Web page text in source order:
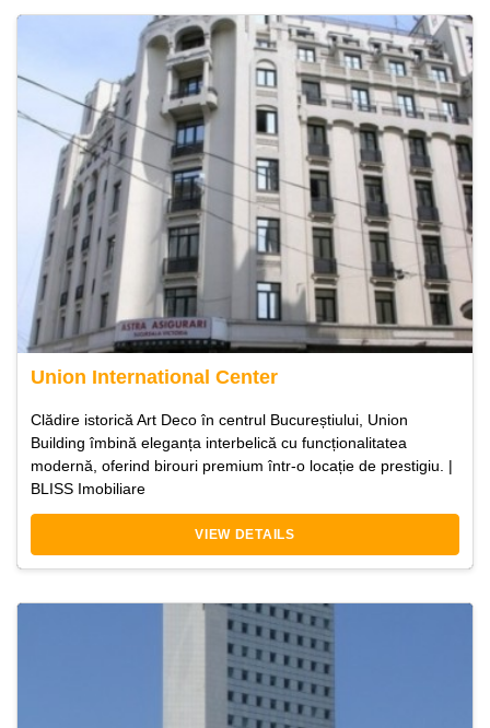
Union International Center
Clădire istorică Art Deco în centrul Bucureștiului, Union
Building îmbină eleganța interbelică cu funcționalitatea
modernă, oferind birouri premium într-o locație de prestigiu. |
BLISS Imobiliare
VIEW DETAILS